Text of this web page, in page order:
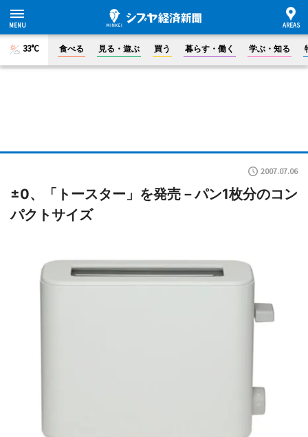
33°C 食べる 見る・遊ぶ 買う 暮らす・働く 学ぶ・知る
2007.07.06
±0、「トースター」を発売－パン1枚分のコン
パクトサイズ